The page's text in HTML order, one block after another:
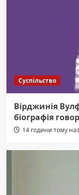
Суспільство
Вірджинія
біографія
14 години тому